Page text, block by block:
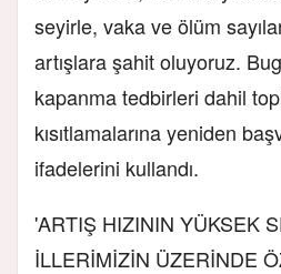
seyirle, vaka ve ölüm
artışlara şahit oluyoruz.
kapanma tedbirleri dahil
kısıtlamalarına yeniden
ifadelerini kullandı.
'ARTIŞ HIZININ YÜKSEK
İLLERİMİZİN ÜZERİNDE